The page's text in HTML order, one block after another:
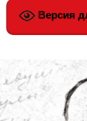
Версия